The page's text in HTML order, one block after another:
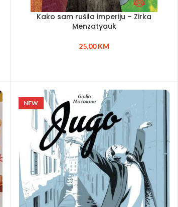
Kako sam rušila imperiju – Zirka
Menzatyauk
25,00KM
NEW